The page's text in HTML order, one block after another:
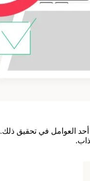
أحد العوامل في تحقيق ذلك.